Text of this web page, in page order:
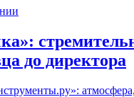
до директора